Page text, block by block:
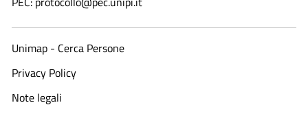
Unimap - Cerca Persone
Privacy Policy
Note legali